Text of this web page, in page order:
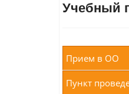
Учебный
Прием в ОО
Пункт